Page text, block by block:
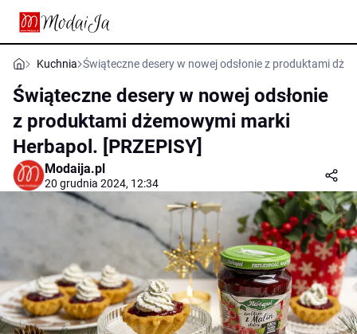
Kuchnia Świąteczne desery w nowej odsłonie z produktami
Świąteczne desery w nowej odsłonie
z produktami dżemowymi marki
Herbapol. [PRZEPISY]
Modaija.pl
20 grudnia 2024, 12:34